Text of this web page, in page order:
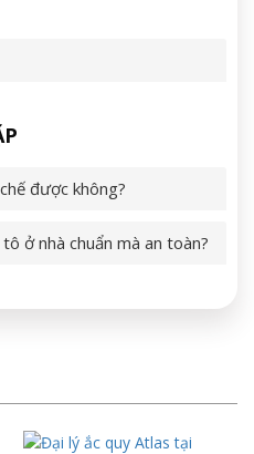
được không?
ở nhà chuẩn mà an toàn?